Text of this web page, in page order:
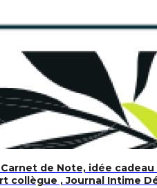
de Note, idée
collègue , Journal Intime